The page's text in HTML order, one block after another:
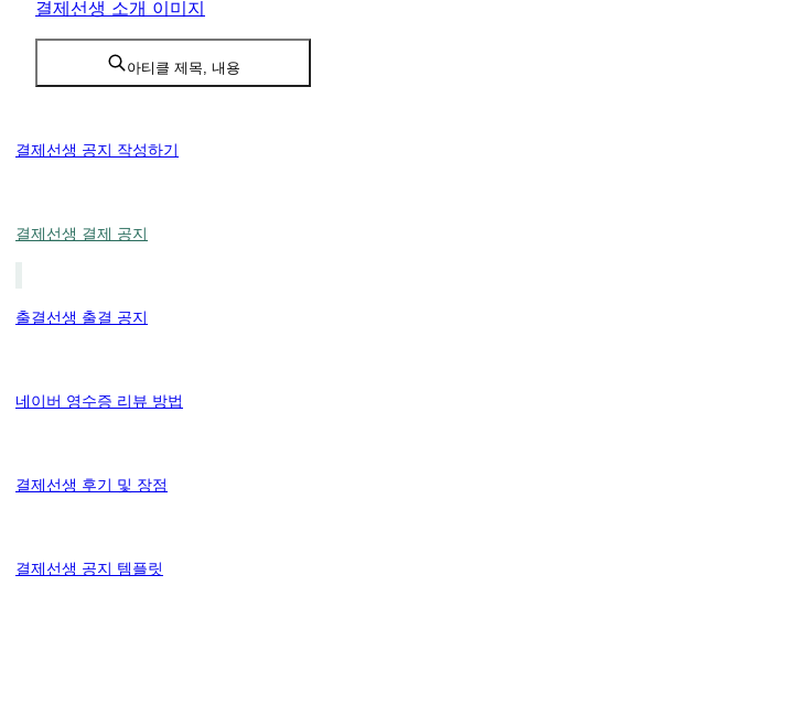
결제선생 소개 이미지
아티클 제목, 내용
결제선생 공지 작성하기
결제선생 결제 공지
출결선생 출결 공지
네이버 영수증 리뷰 방법
결제선생 후기 및 장점
결제선생 공지 템플릿